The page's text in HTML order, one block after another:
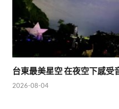
台東最美星空 在夜空下感受
2026-08-04